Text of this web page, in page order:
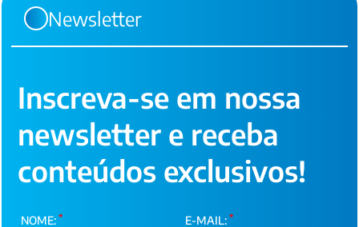
Newsletter
Inscreva-se em nossa
newsletter e receba
conteúdos exclusivos!
NOME: * E-MAIL: *